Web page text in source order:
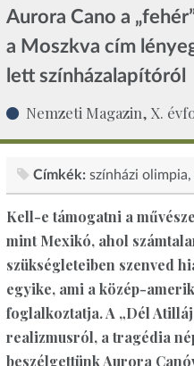
Aurora Cano a
a Moszkva cím
lett színházalapítóról
Nemzeti Magazin, X.
Címkék: színházi olimpia
Kell-e támogatni a
mint Mexikó, ahol
szükségleteiben szenved
egyike, ami a közép-
foglalkoztatja. A „Dél
realizmusról, a tragédia
beszélgettünk Aurora